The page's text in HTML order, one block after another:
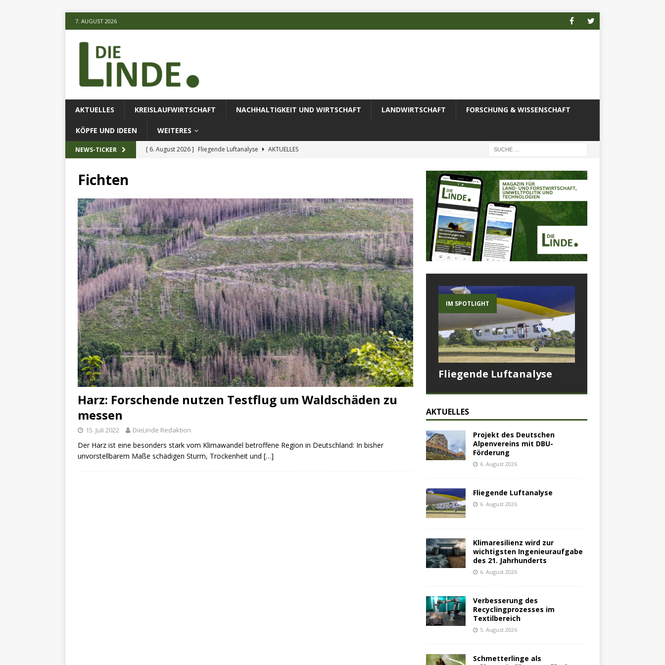
7. AUGUST 2026
AKTUELLES KREISLAUFWIRTSCHAFT NACHHALTIGKEIT UND WIRTSCHAFT LANDWIRTSCHAFT FORSCHUNG & WISSENSCHAFT
KÖPFE UND IDEEN WEITERES
NEWS-TICKER [ 6. August 2026 ] Fliegende Luftanalyse
AKTUELLES
[ 6. August 2026 ] Projekt des Deutschen Alpenvereins mit DBU-Förderung AKTUELLES
Fichten
Harz: Forschende nutzen Testflug um Waldschäden zu
messen
15. Juli 2022 DieLinde Redaktion
Der Harz ist eine besonders stark vom Klimawandel betroffene Region in Deutschland: In bisher
unvorstellbarem Maße schädigen Sturm, Trockenheit und […]
IM SPOTLIGHT
Fliegende Luftanalyse
AKTUELLES
Projekt des Deutschen
Alpenvereins mit DBU-
Förderung
6. August 2026
Fliegende Luftanalyse
6. August 2026
Klimaresilienz wird zur
wichtigsten Ingenieuraufgabe
des 21. Jahrhunderts
6. August 2026
Verbesserung des
Recyclingprozesses im
Textilbereich
5. August 2026
Schmetterlinge als